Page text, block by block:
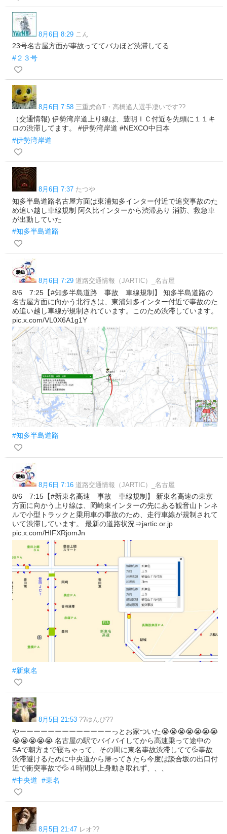
8月6日 8:29 こん
23号名古屋方面が事故っててバカほど渋滞してる
#２３号
8月6日 7:58 三重虎命T・高橋遙人選手凄いです??
（交通情報) 伊勢湾岸道上り線は、豊明ＩＣ付近を先頭に１１キ
ロの渋滞してます。 #伊勢湾岸道 #NEXCO中日本
#伊勢湾岸道
8月6日 7:37 たつや
知多半島道路名古屋方面は東浦知多インター付近で追突事故のた
め追い越し車線規制 阿久比インターから渋滞あり 消防、救急車
が出動していた
#知多半島道路
8月6日 7:29 道路交通情報（JARTIC）_名古屋
8/6 7:25【#知多半島道路 事故 車線規制】 知多半島道路の
名古屋方面に向かう北行きは、東浦知多インター付近で事故のた
め追い越し車線が規制されています。このため渋滞しています。
pic.x.com/VL0X6A1g1Y
#知多半島道路
8月6日 7:16 道路交通情報（JARTIC）_名古屋
8/6 7:15【#新東名高速 事故 車線規制】 新東名高速の東京
方面に向かう上り線は、岡崎東インターの先にある観音山トンネ
ルで小型トラックと乗用車の事故のため、走行車線が規制されて
いて渋滞しています。 最新の道路状況⇒jartic.or.jp
pic.x.com/HIFXRjomJn
#新東名
8月5日 21:53 ??ゆんぴ??
やーーーーーーーーーーーーーっとお家ついた😭😭😭😭😭😭😭
😭😭😭😭😭 名古屋の駅でバイバイしてから高速乗って途中の
SAで朝方まで寝ちゃって、その間に東名事故渋滞してて💦事故
渋滞避けるために中央道から帰ってきたら今度は談合坂の出口付
近で衝突事故で💦４時間以上身動き取れず、、、
#中央道 #東名
8月5日 21:47 レオ??